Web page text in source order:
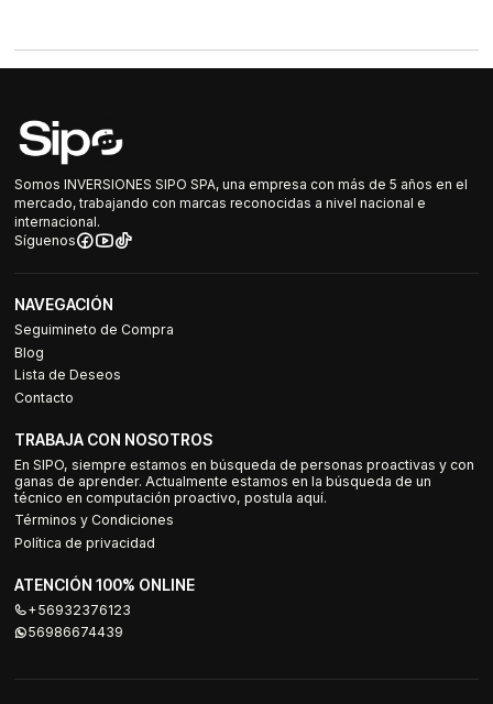
Somos INVERSIONES SIPO SPA, una empresa con más de 5 años en el
mercado, trabajando con marcas reconocidas a nivel nacional e
internacional.
Síguenos
NAVEGACIÓN
Seguimineto de Compra
Blog
Lista de Deseos
Contacto
TRABAJA CON NOSOTROS
En SIPO, siempre estamos en búsqueda de personas proactivas y con
ganas de aprender. Actualmente estamos en la búsqueda de un
técnico en computación proactivo, postula aquí.
Términos y Condiciones
Política de privacidad
ATENCIÓN 100% ONLINE
+56932376123
56986674439